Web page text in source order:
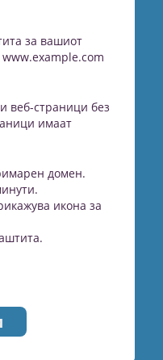
за вашиот
веб-страници без
имаат
домен.
икона за